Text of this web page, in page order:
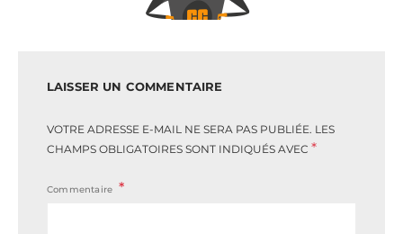
LAISSER UN COMMENTAIRE
VOTRE ADRESSE E-MAIL NE SERA PAS PUBLIÉE. LES
CHAMPS OBLIGATOIRES SONT INDIQUÉS AVEC *
Commentaire